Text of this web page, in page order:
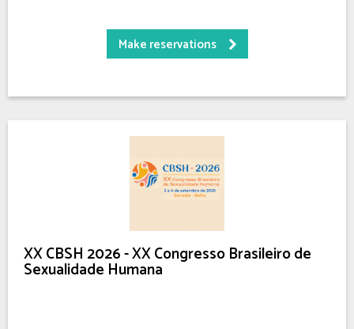
Make reservations
XX CBSH 2026 - XX Congresso Brasileiro de
Sexualidade Humana